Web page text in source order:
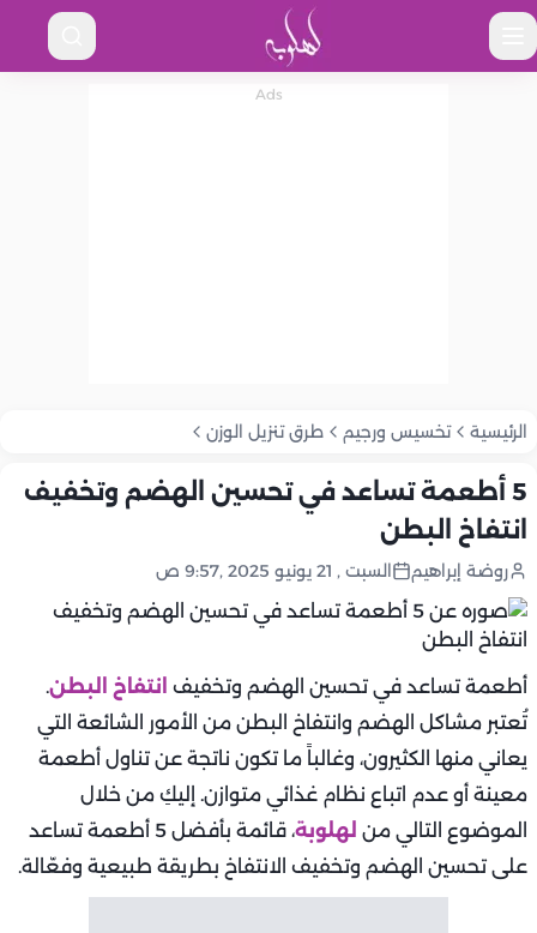
الرئيسية تخسيس ورجيم طرق تنزيل الوزن
5 أطعمة تساعد في تحسين الهضم وتخفيف
انتفاخ البطن
روضة إبراهيم السبت , 21 يونيو 2025 ,9:57 ص
أطعمة تساعد في تحسين الهضم وتخفيف انتفاخ البطن.
تُعتبر مشاكل الهضم وانتفاخ البطن من الأمور الشائعة التي
يعاني منها الكثيرون، وغالباً ما تكون ناتجة عن تناول أطعمة
معينة أو عدم اتباع نظام غذائي متوازن. إليكِ من خلال
الموضوع التالي من لهلوبة
، قائمة بأفضل 5 أطعمة تساعد
على تحسين الهضم وتخفيف الانتفاخ بطريقة طبيعية وفعّالة.